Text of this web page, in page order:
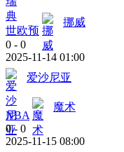
世欧预
挪威
0 - 0
2025-11-14 01:00
爱沙尼亚
NBA
魔术
0 - 0
2025-11-15 08:00